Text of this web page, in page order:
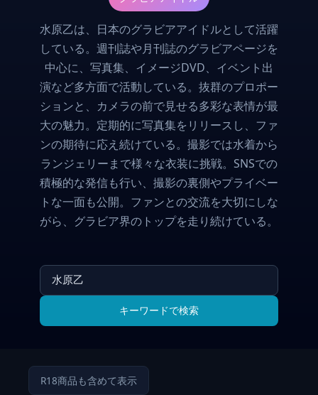
水原乙は、日本のグラビアアイドルとして活躍
している。週刊誌や月刊誌のグラビアページを
中心に、写真集、イメージDVD、イベント出
演など多方面で活動している。抜群のプロポー
ションと、カメラの前で見せる多彩な表情が最
大の魅力。定期的に写真集をリリースし、ファ
ンの期待に応え続けている。撮影では水着から
ランジェリーまで様々な衣装に挑戦。SNSでの
積極的な発信も行い、撮影の裏側やプライベー
トな一面も公開。ファンとの交流を大切にしな
がら、グラビア界のトップを走り続けている。
キーワードで検索
R18商品も含めて表示